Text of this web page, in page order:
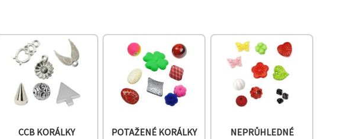
CCB KORÁLKY POTAŽENÉ KORÁLKY
NEPRŮHLEDNÉ